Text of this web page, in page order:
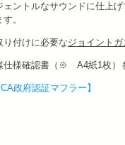
ントルなサウンドに仕上
。
付けに必要なジョイント
様確認書（※ A4紙1枚）も
政府認証マフラー】